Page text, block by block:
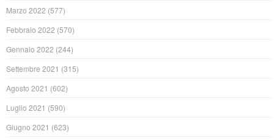
Marzo 2022 (577)
Febbraio 2022 (570)
Gennaio 2022 (244)
Settembre 2021 (315)
Agosto 2021 (602)
Luglio 2021 (590)
Giugno 2021 (623)